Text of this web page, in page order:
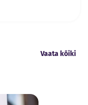
Vaata kõiki